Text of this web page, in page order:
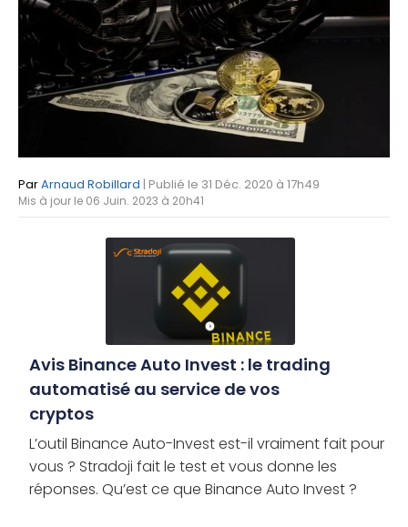
ParArnaud Robillard | Publié le 31 Déc. 2020 à 17h49
Mis à jour le 06 Juin. 2023 à 20h41
Avis Binance Auto Invest : le trading
automatisé au service de vos
cryptos
L’outil Binance Auto-Invest est-il vraiment fait pour
vous ? Stradoji fait le test et vous donne les
réponses. Qu’est ce que Binance Auto Invest ?